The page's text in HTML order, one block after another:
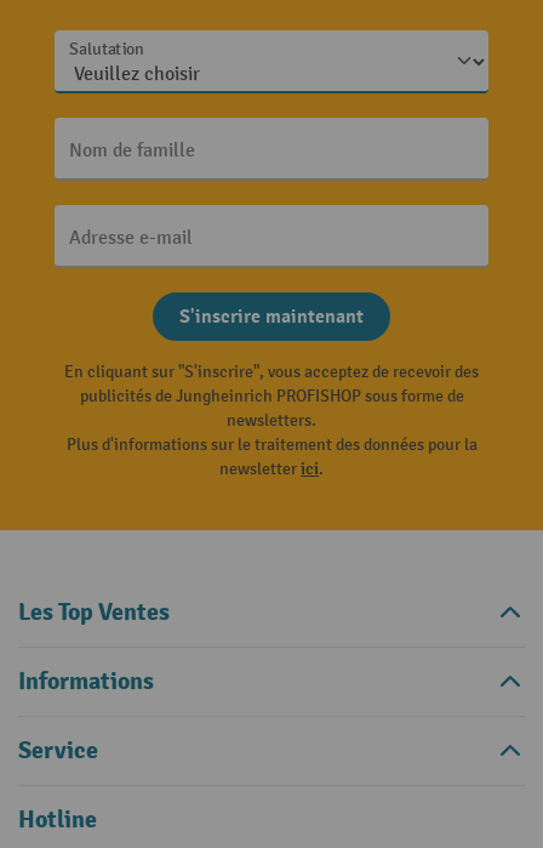
Salutation
Nom de famille
Adresse e-mail
S'inscrire maintenant
En cliquant sur "S'inscrire", vous acceptez de recevoir des
publicités de Jungheinrich PROFISHOP sous forme de
newsletters.
Plus d'informations sur le traitement des données pour la
newsletterici.
Les Top Ventes
Informations
Service
Hotline